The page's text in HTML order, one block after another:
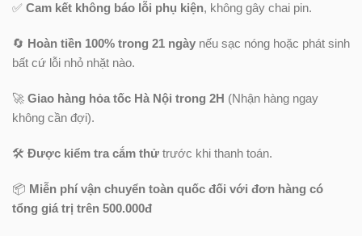
✅Cam kết không báo lỗi phụ kiện, không gây chai pin.
🔄 Hoàn tiền 100% trong 21 ngày nếu sạc nóng hoặc phát sinh
bất cứ lỗi nhỏ nhặt nào.
🚀Giao hàng hỏa tốc Hà Nội trong 2H (Nhận hàng ngay
không cần đợi).
🛠️Được kiểm tra cắm thử trước khi thanh toán.
📦 Miễn phí vận chuyển toàn quốc đối với đơn hàng có
tổng giá trị trên 500.000đ